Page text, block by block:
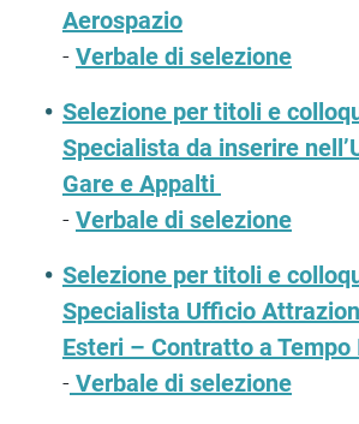
Aerospazio
- Verbale di selezione
Selezione per titoli e
Specialista da inserire
Gare e Appalti
- Verbale di selezione
Selezione per titoli e
Specialista Ufficio
Esteri – Contratto a
- Verbale di selezione